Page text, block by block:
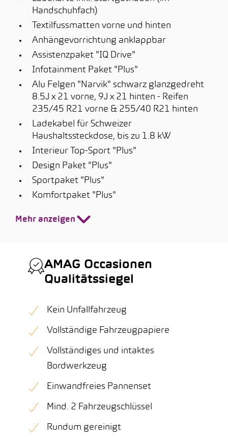
Handschuhfach)
Textilfussmatten vorne und hinten
Anhängevorrichtung anklappbar
Assistenzpaket "IQ Drive"
Infotainment Paket "Plus"
Alu Felgen "Narvik" schwarz glanzgedreht
8.5J x 21 vorne, 9J x 21 hinten - Reifen
235/45 R21 vorne & 255/40 R21 hinten
Ladekabel für Schweizer
Haushaltssteckdose, bis zu 1.8 kW
Interieur Top-Sport "Plus"
Design Paket "Plus"
Sportpaket "Plus"
Komfortpaket "Plus"
Mehr anzeigen
AMAG Occasionen
Qualitätssiegel
Kein Unfallfahrzeug
Vollständige Fahrzeugpapiere
Vollständiges und intaktes
Bordwerkzeug
Einwandfreies Pannenset
Mind. 2 Fahrzeugschlüssel
Rundum gereinigt